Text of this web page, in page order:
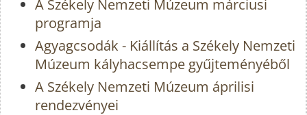
A Székely Nemzeti Múzeum márciusi
programja
Agyagcsodák - Kiállítás a Székely Nemzeti
Múzeum kályhacsempe gyűjteményéből
A Székely Nemzeti Múzeum áprilisi
rendezvényei